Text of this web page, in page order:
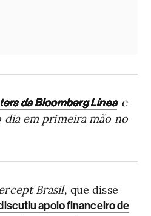
da Bloomberg Línea e
dia em primeira mão no
Brasil, que disse
apoio financeiro de